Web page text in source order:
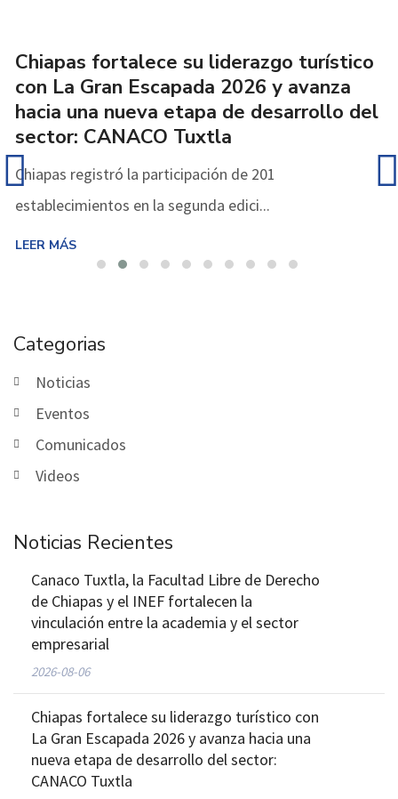
Chiapas fortalece su liderazgo turístico
con La Gran Escapada 2026 y avanza
hacia una nueva etapa de desarrollo del
sector: CANACO Tuxtla
Chiapas registró la participación de 201
establecimientos en la segunda edici...
LEER MÁS
Categorias
Noticias
Eventos
Comunicados
Videos
Noticias Recientes
Canaco Tuxtla, la Facultad Libre de Derecho
de Chiapas y el INEF fortalecen la
vinculación entre la academia y el sector
empresarial
2026-08-06
Chiapas fortalece su liderazgo turístico con
La Gran Escapada 2026 y avanza hacia una
nueva etapa de desarrollo del sector:
CANACO Tuxtla